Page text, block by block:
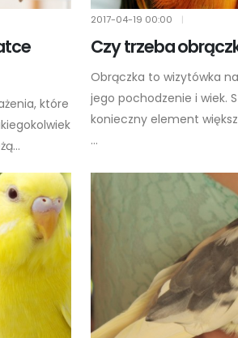
które
2017-04-19 00:00 |
Czy trzeba
Obrączka to wizytówka
jego pochodzenie i wiek.
konieczny element
...